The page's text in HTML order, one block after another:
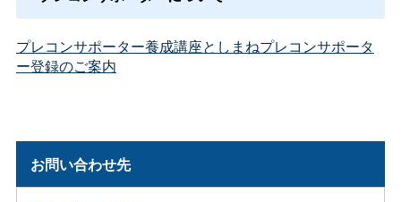
プレコンサポーター養成講座としまねプレコンサポータ
ー登録のご案内
お問い合わせ先